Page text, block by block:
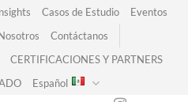
Casos de Estudio
Eventos
Contáctanos
CERTIFICACIONES Y PARTNERS
Español